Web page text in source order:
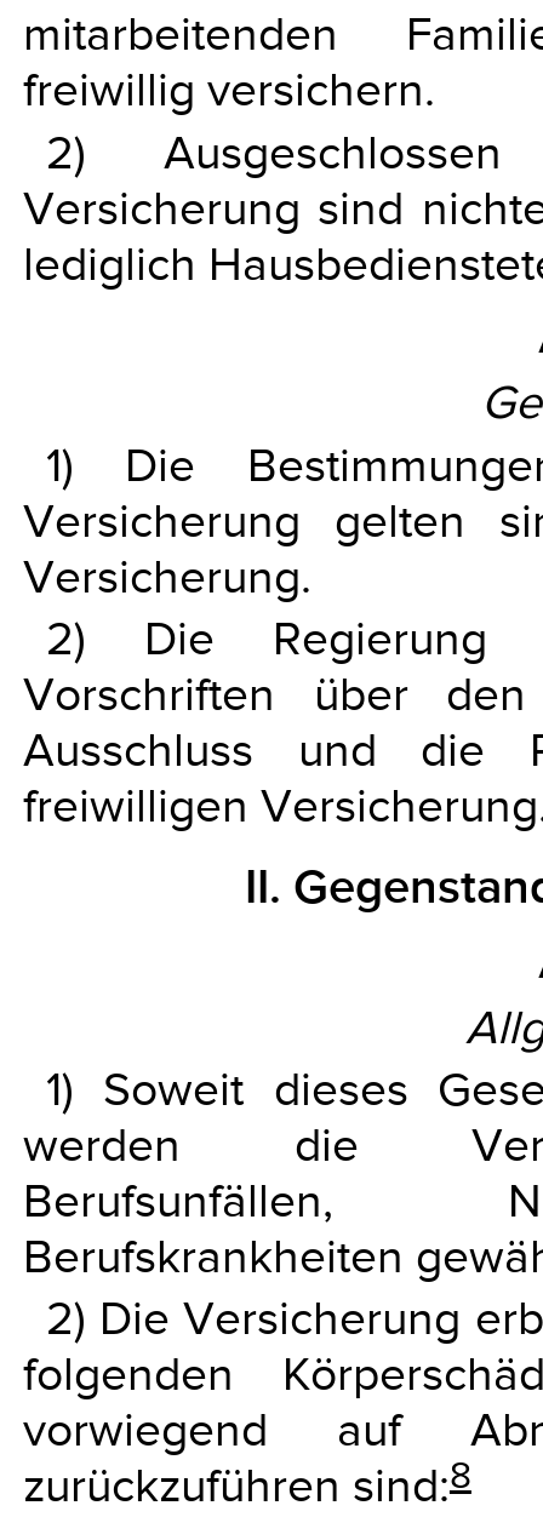
mitarbeitenden
freiwillig versichern.
2)
Versicherung sind
lediglich
1) Die
Versicherung gelten
Versicherung.
2) Die Regierung
Vorschriften über
Ausschluss und die
freiwilligen
II.
1) Soweit dieses
werden die
Berufsunfällen,
Berufskrankheiten
2) Die Versicherung
folgenden
vorwiegend auf
zurückzuführen sind:8